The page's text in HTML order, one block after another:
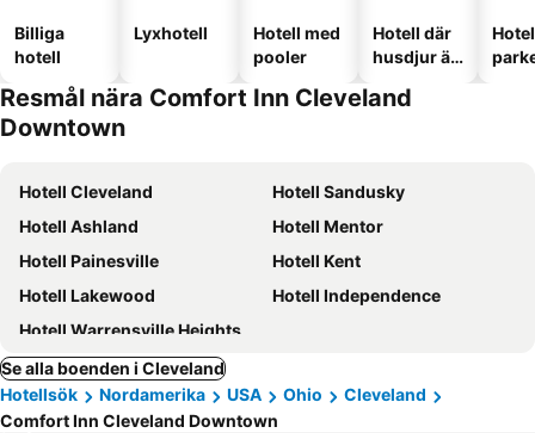
Billiga
hotell
Lyxhotell
Hotell med
pooler
Hotell där
husdjur är
Resmål nära Comfort Inn Cleveland
Downtown
Hotell Cleveland
Hotell Sandusky
Hotell Ashland
Hotell Mentor
Hotell Painesville
Hotell Kent
Hotell Lakewood
Hotell Independence
Hotell Warrensville Heights
Se alla boenden i Cleveland
Hotellsök
Nordamerika USA Ohio
Cleveland
Comfort Inn Cleveland Downtown